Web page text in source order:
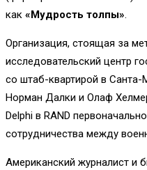
как «Мудрость толпы».
Организация, стоящая за
исследовательский центр
со штаб-квартирой в
Норман Далки и Олаф
Delphi в RAND
сотрудничества между
Американский журналист и